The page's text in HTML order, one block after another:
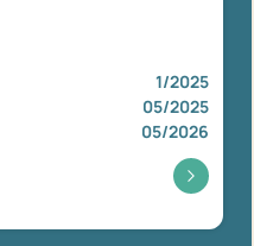
1/2025
05/2025
05/2026